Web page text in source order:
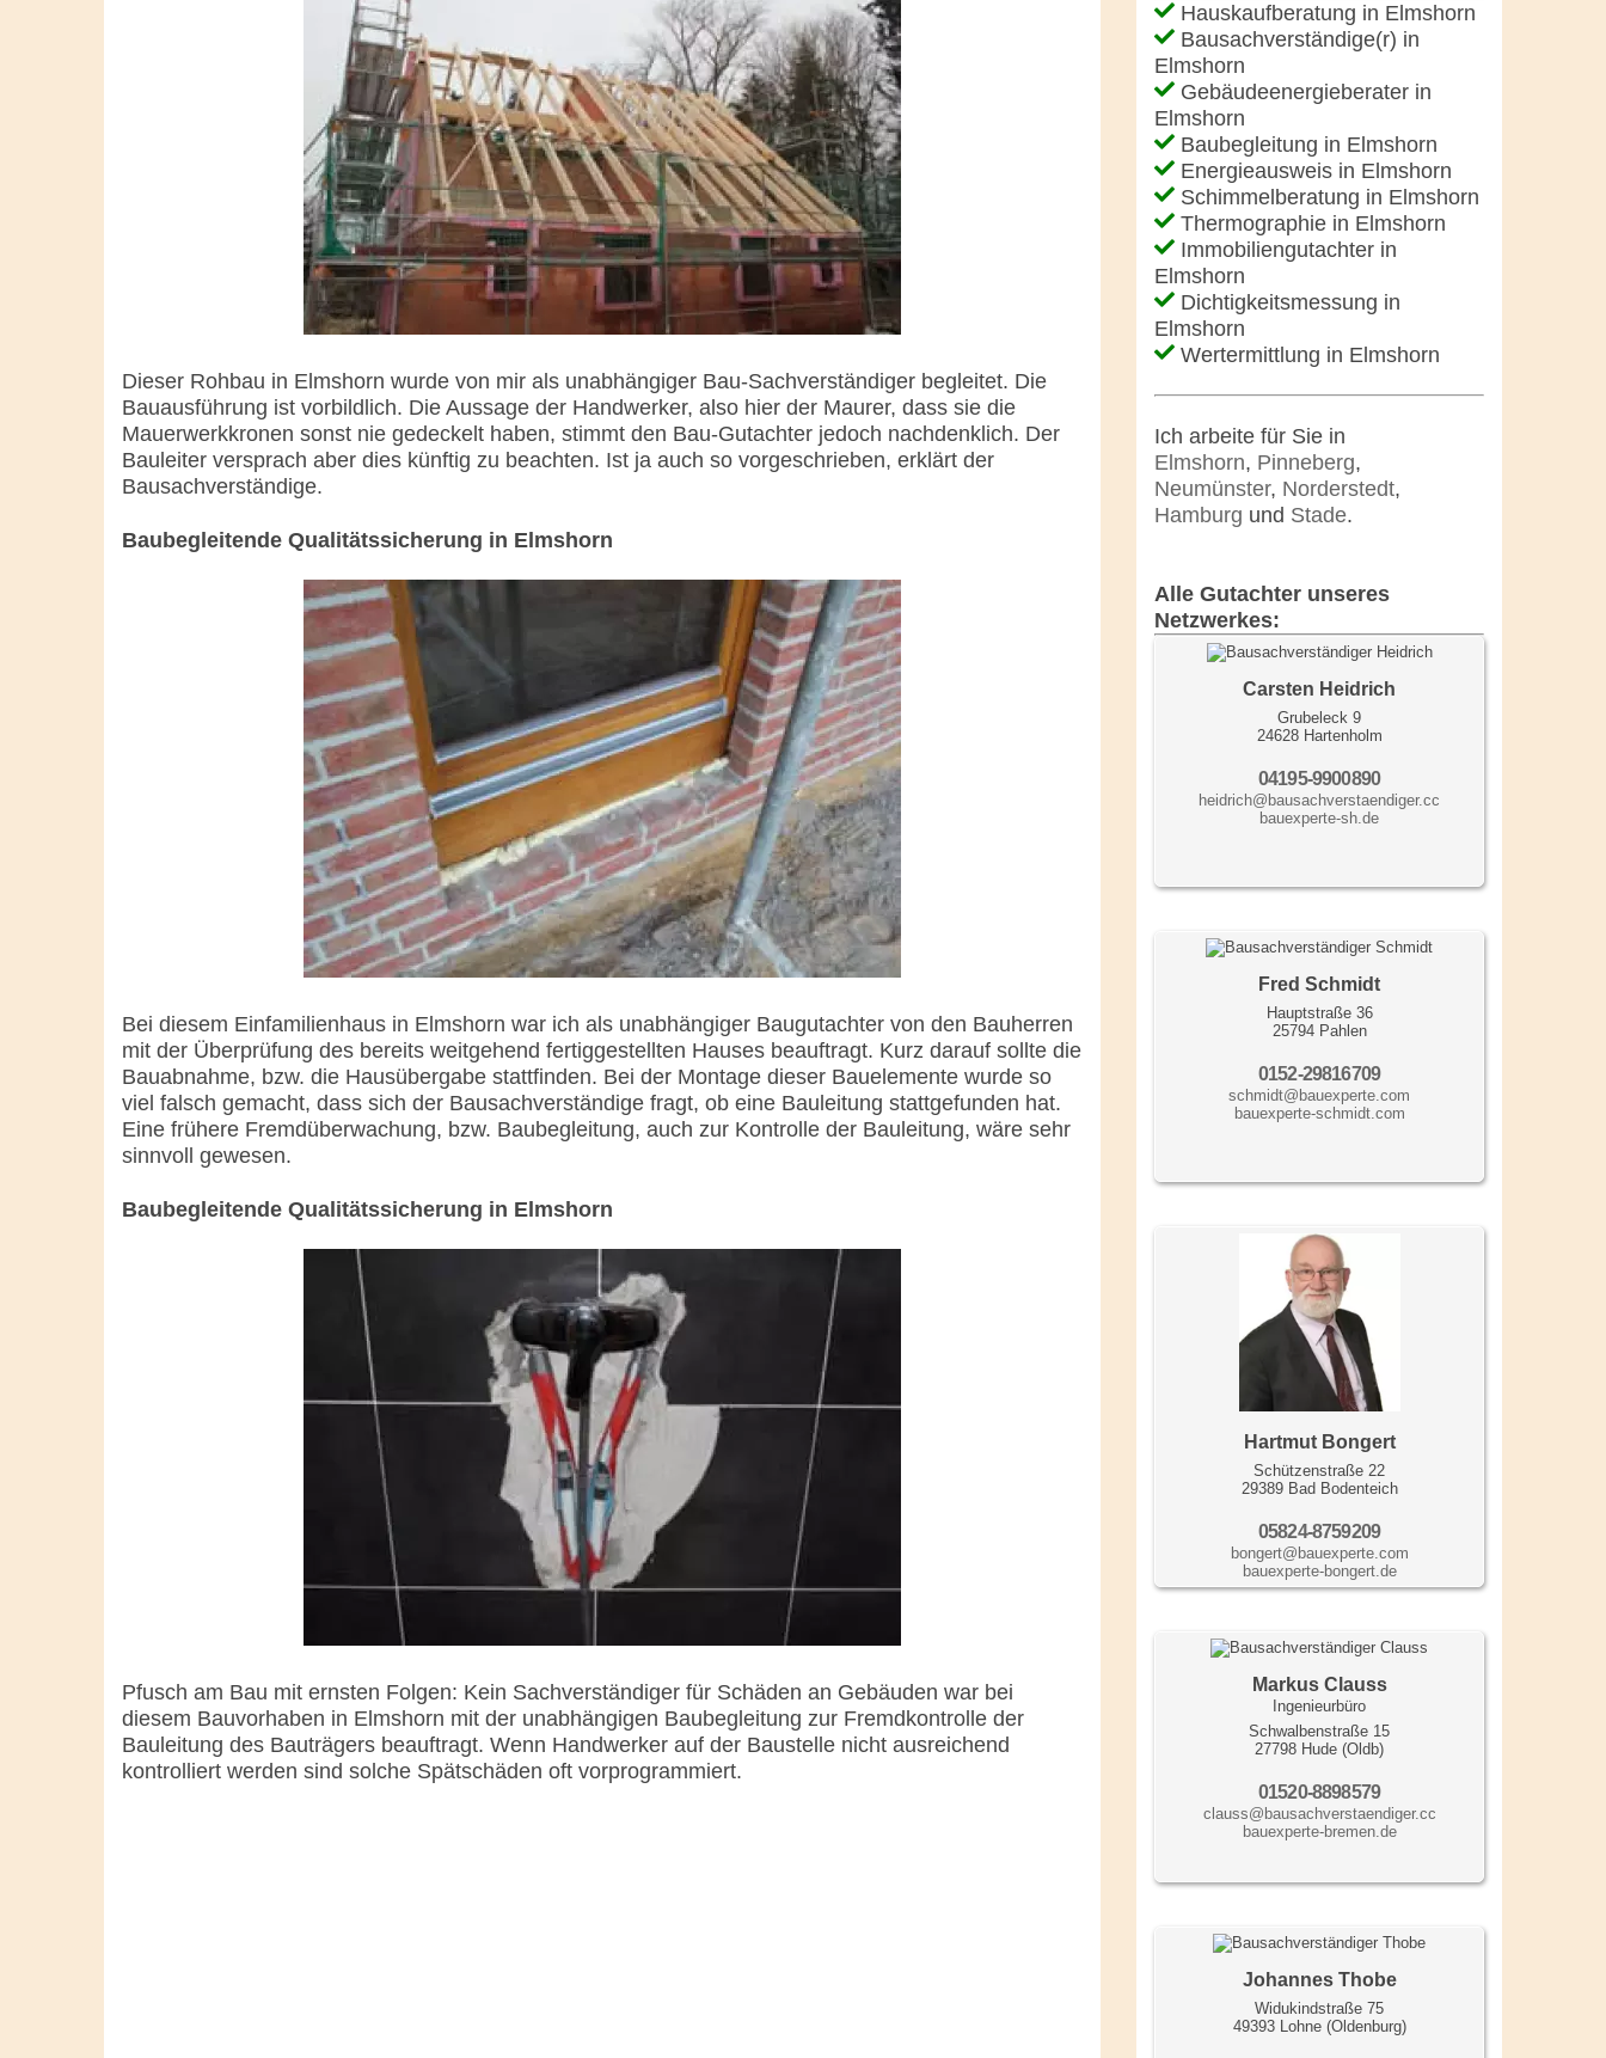
Dieser Rohbau in Elmshorn wurde von mir als unabhängiger Bau-Sachverständiger begleitet. Die
Bauausführung ist vorbildlich. Die Aussage der Handwerker, also hier der Maurer, dass sie die
Mauerwerkkronen sonst nie gedeckelt haben, stimmt den Bau-Gutachter jedoch nachdenklich. Der
Bauleiter versprach aber dies künftig zu beachten. Ist ja auch so vorgeschrieben, erklärt der
Bausachverständige.
Baubegleitende Qualitätssicherung in Elmshorn
Bei diesem Einfamilienhaus in Elmshorn war ich als unabhängiger Baugutachter von den Bauherren
mit der Überprüfung des bereits weitgehend fertiggestellten Hauses beauftragt. Kurz darauf sollte die
Bauabnahme, bzw. die Hausübergabe stattfinden. Bei der Montage dieser Bauelemente wurde so
viel falsch gemacht, dass sich der Bausachverständige fragt, ob eine Bauleitung stattgefunden hat.
Eine frühere Fremdüberwachung, bzw. Baubegleitung, auch zur Kontrolle der Bauleitung, wäre sehr
sinnvoll gewesen.
Baubegleitende Qualitätssicherung in Elmshorn
Pfusch am Bau mit ernsten Folgen: Kein Sachverständiger für Schäden an Gebäuden war bei
diesem Bauvorhaben in Elmshorn mit der unabhängigen Baubegleitung zur Fremdkontrolle der
Bauleitung des Bauträgers beauftragt. Wenn Handwerker auf der Baustelle nicht ausreichend
kontrolliert werden sind solche Spätschäden oft vorprogrammiert.
Hauskaufberatung in Elmshorn
Bausachverständige(r) in
Elmshorn
Gebäudeenergieberater in
Elmshorn
Baubegleitung in Elmshorn
Energieausweis in Elmshorn
Schimmelberatung in Elmshorn
Thermographie in Elmshorn
Immobiliengutachter in
Elmshorn
Dichtigkeitsmessung in
Elmshorn
Wertermittlung in Elmshorn
Ich arbeite für Sie in
Elmshorn, Pinneberg,
Neumünster, Norderstedt,
Hamburg und Stade.
Alle Gutachter unseres
Netzwerkes:
Carsten Heidrich
Grubeleck 9
24628 Hartenholm
04195-9900890
heidrich@bausachverstaendiger.cc
bauexperte-sh.de
Fred Schmidt
Hauptstraße 36
25794 Pahlen
0152-29816709
schmidt@bauexperte.com
bauexperte-schmidt.com
Hartmut Bongert
Schützenstraße 22
29389 Bad Bodenteich
05824-8759209
bongert@bauexperte.com
bauexperte-bongert.de
Markus Clauss
Ingenieurbüro
Schwalbenstraße 15
27798 Hude (Oldb)
01520-8898579
clauss@bausachverstaendiger.cc
bauexperte-bremen.de
Johannes Thobe
Widukindstraße 75
49393 Lohne (Oldenburg)